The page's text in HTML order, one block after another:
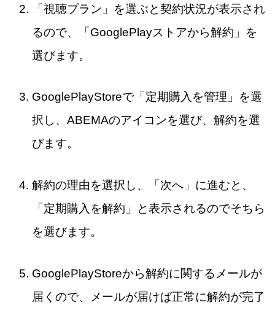
「視聴プラン」を選ぶと契約状況が表示され
るので、「GooglePlayストアから解約」を
選びます。
GooglePlayStoreで「定期購入を管理」を選
択し、ABEMAのアイコンを選び、解約を選
びます。
解約の理由を選択し、「次へ」に進むと、
「定期購入を解約」と表示されるのでそちら
を選びます。
GooglePlayStoreから解約に関するメールが
届くので、メールが届けば正常に解約が完了